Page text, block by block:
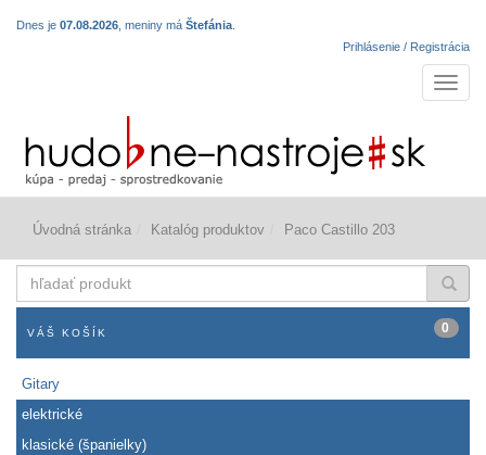
Dnes je 07.08.2026 , meniny má Štefánia
Prihlásenie / Registrácia
Úvodná stránka Katalóg produktov Paco Castillo 203
produkt
VÁŠ KOŠÍK 0
Gitary
elektrické
klasické (španielky)